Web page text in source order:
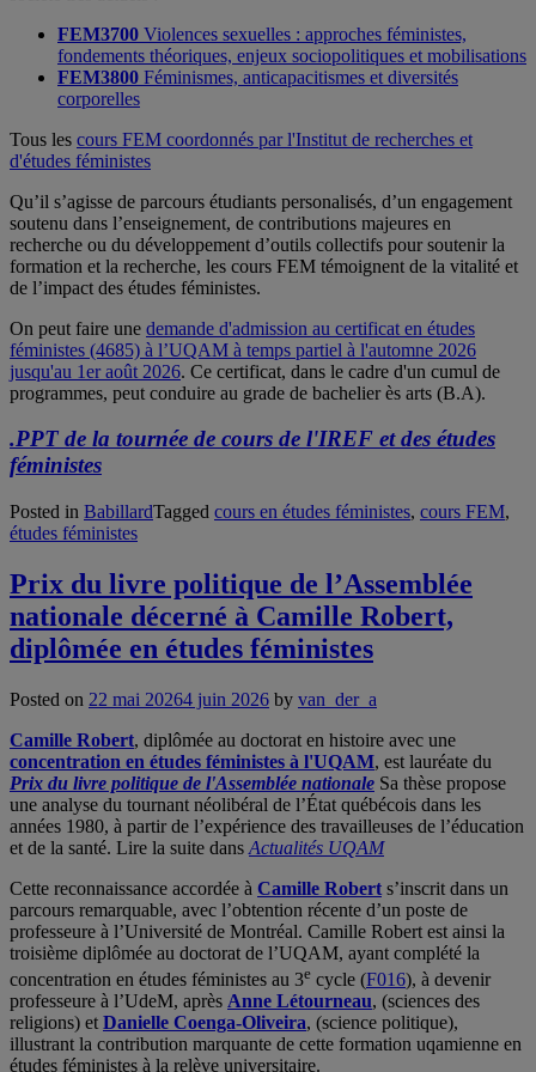
FEM3700 Violences sexuelles : approches féministes,
fondements théoriques, enjeux sociopolitiques et mobilisations
FEM3800 Féminismes, anticapacitismes et diversités
corporelles
Tous les cours FEM coordonnés par l'Institut de recherches et
d'études féministes
Qu’il s’agisse de parcours étudiants personalisés, d’un engagement
soutenu dans l’enseignement, de contributions majeures en
recherche ou du développement d’outils collectifs pour soutenir la
formation et la recherche, les cours FEM témoignent de la vitalité et
de l’impact des études féministes.
On peut faire une demande d'admission au certificat en études
féministes (4685) à l’UQAM à temps partiel à l'automne 2026
jusqu'au 1er août 2026. Ce certificat, dans le cadre d'un cumul de
programmes, peut conduire au grade de bachelier ès arts (B.A).
.PPT de la tournée de cours de l'IREF et des études
féministes
Posted in BabillardTagged cours en études féministes, cours FEM,
études féministes
Prix du livre politique de l’Assemblée
nationale décerné à Camille Robert,
diplômée en études féministes
Posted on 22 mai 20264 juin 2026 by van_der_a
Camille Robert, diplômée au doctorat en histoire avec une
concentration en études féministes à l'UQAM, est lauréate du
Prix du livre politique de l'Assemblée nationale Sa thèse propose
une analyse du tournant néolibéral de l’État québécois dans les
années 1980, à partir de l’expérience des travailleuses de l’éducation
et de la santé. Lire la suite dans Actualités UQAM
Cette reconnaissance accordée à Camille Robert s’inscrit dans un
parcours remarquable, avec l’obtention récente d’un poste de
professeure à l’Université de Montréal. Camille Robert est ainsi la
troisième diplômée au doctorat de l’UQAM, ayant complété la
concentration en études féministes au 3e cycle (F016), à devenir
professeure à l’UdeM, après Anne Létourneau, (sciences des
religions) et Danielle Coenga-Oliveira, (science politique),
illustrant la contribution marquante de cette formation uqamienne en
études féministes à la relève universitaire.